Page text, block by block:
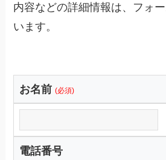
内容などの詳細情報は、フォ
います。
お名前 (必須)
電話番号